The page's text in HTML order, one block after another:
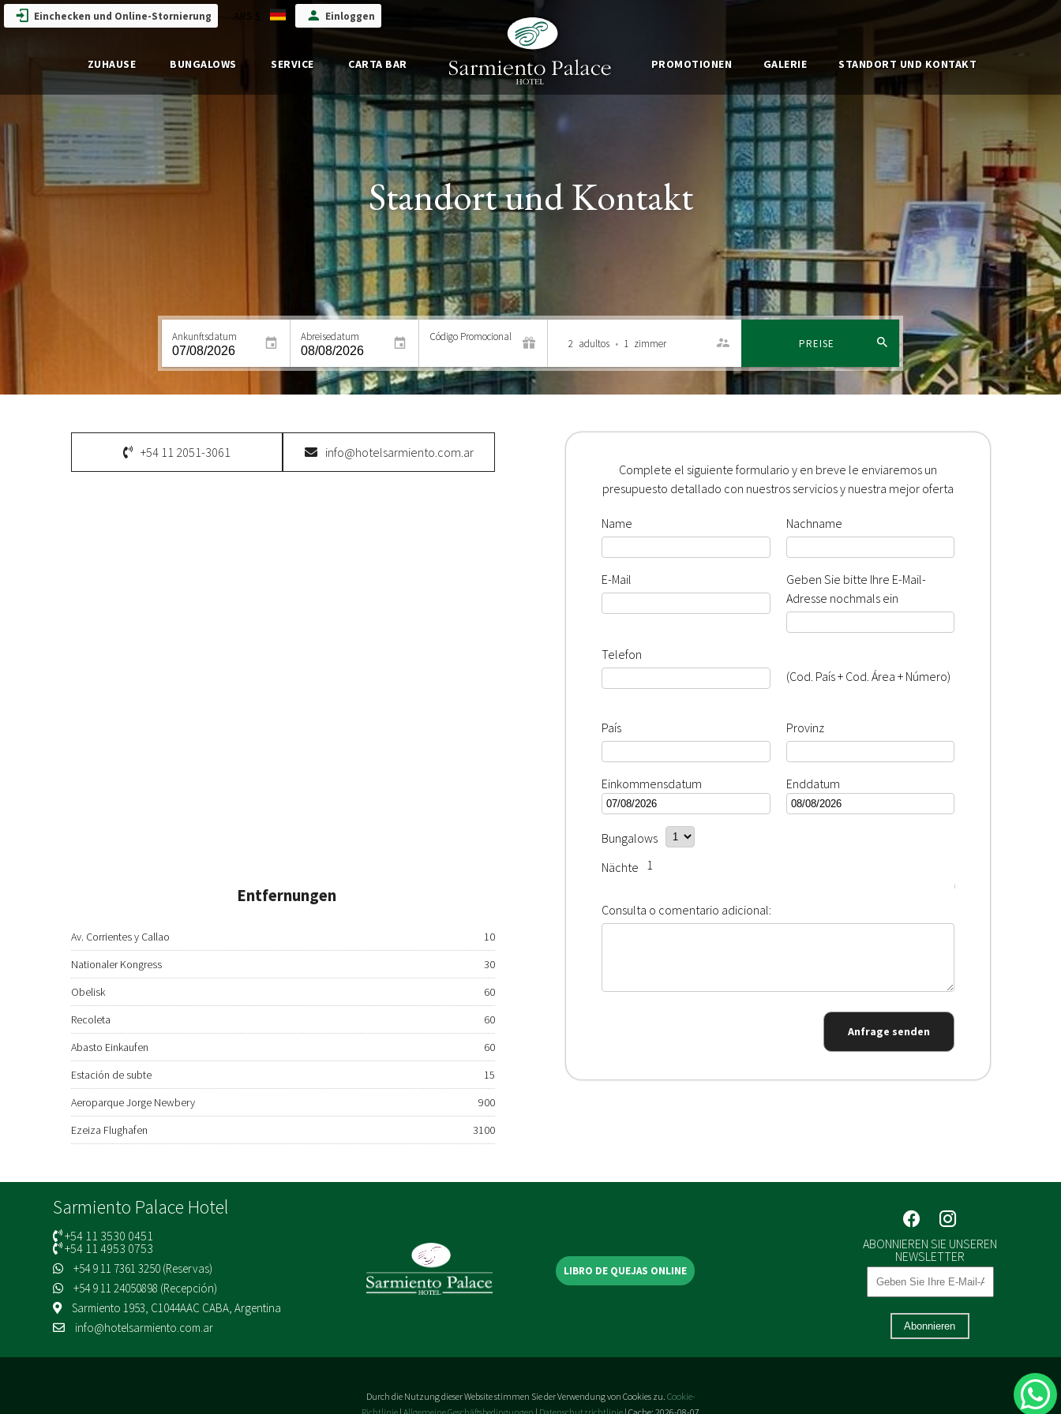
Einchecken und Online-Stornierung ARS $ Einloggen
ZUHAUSE BUNGALOWS SERVICE CARTA BAR PROMOTIONEN GALERIE STANDORT UND KONTAKT
Ankunftsdatum Abreisedatum Código Promocional
2 adultos • 1 zimmer PREISE
Standort und Kontakt
+54 11 2051-3061 info@hotelsarmiento.com.ar
Entfernungen
Av. Corrientes y Callao
10
Nationaler Kongress
30
Obelisk
60
Recoleta
60
Abasto Einkaufen
60
Estación de subte
15
Aeroparque Jorge Newbery
900
Ezeiza Flughafen
3100
Complete el siguiente formulario y en breve le enviaremos un
presupuesto detallado con nuestros servicios y nuestra mejor oferta
Name Nachname
E-Mail
Geben Sie bitte Ihre E-Mail-
Adresse nochmals ein
Telefon
(Cod. País + Cod. Área + Número)
País Provinz
Einkommensdatum Enddatum
Bungalows
Nächte 1
Consulta o comentario adicional:
Anfrage senden
Sarmiento Palace Hotel
+54 11 3530 0451
+54 11 4953 0753
+54 9 11 7361 3250 (Reservas)
+54 9 11 24050898 (Recepción)
Sarmiento 1953, C1044AAC CABA, Argentina
info@hotelsarmiento.com.ar
LIBRO DE QUEJAS ONLINE
ABONNIEREN SIE UNSEREN
NEWSLETTER
Abonnieren
Durch die Nutzung dieser Website stimmen Sie der Verwendung von Cookies zu. Cookie-